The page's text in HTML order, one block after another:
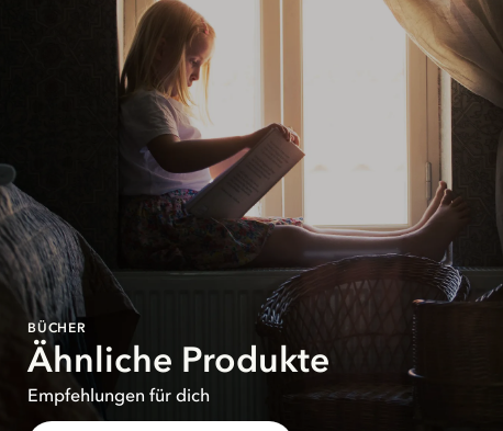
BÜCHER
Ähnliche Produkte
Empfehlungen für dich
IN DEN WARENKORB
Mein Schulstart. Countdown zur
PIPPI LANGSTRUMPF
18.00 EUR